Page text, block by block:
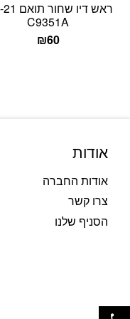
C9351A
₪60
אודות
אודות החברה
צרו קשר
הסניף שלנו
פתח סרגל נגישות